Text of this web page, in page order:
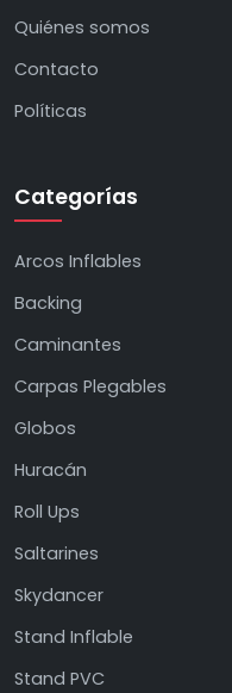
Quiénes somos
Contacto
Políticas
Categorías
Arcos Inflables
Backing
Caminantes
Carpas Plegables
Globos
Huracán
Roll Ups
Saltarines
Skydancer
Stand Inflable
Stand PVC